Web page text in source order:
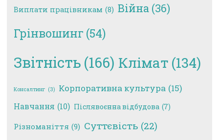
Виплати працівникам (8) Війна (36)
Грінвошинг (54)
Звітність (166) Клімат (134)
Консалтинг (3) Корпоративна культура (15)
Навчання (10) Післявоєнна відбудова (7)
Різноманіття (9) Суттєвість (22)